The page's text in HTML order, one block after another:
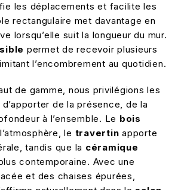
les déplacements et facilite les
rectangulaire met davantage en
lorsqu’elle suit la longueur du mur.
permet de recevoir plusieurs
l’encombrement au quotidien.
de gamme, nous privilégions les
de la présence, de la
à l’ensemble. Le bois
le travertin apporte
tandis que la céramique
contemporaine. Avec une
et des chaises épurées,